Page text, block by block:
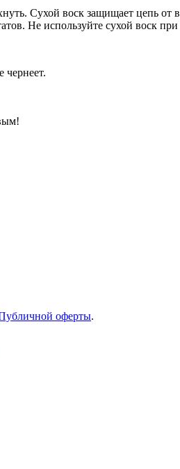
Сухой воск защищает цепь от
Не используйте сухой воск
чернеет.
оферты.